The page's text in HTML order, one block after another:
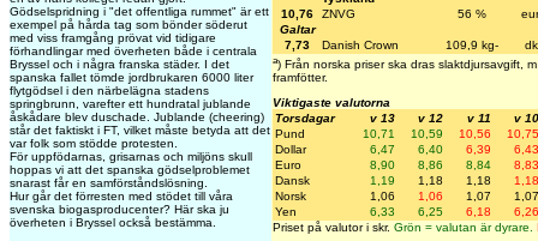
Gödselspridning i "det offentliga rummet" är ett
exempel på hårda tag som bönder söderut
med viss framgång prövat vid tidigare
förhandlingar med överheten både i centrala
Bryssel och i några franska städer. I det
spanska fallet tömde jordbrukaren 6000 liter
flytgödsel i den närbelägna stadens
springbrunn, varefter ett hundratal jublande
åskådare blev duschade. Jublande (cheering)
står det faktiskt i FT, vilket måste betyda att det
var folk som stödde protesten.
För uppfödarnas, grisarnas och miljöns skull
hoppas vi att det spanska gödselproblemet
snarast får en samförståndslösning.
Hur går det förresten med stödet till våra
svenska biogasproducenter? Här ska ju
överheten i Bryssel också bestämma.
10,76
ZNVG 56 %
Galtar
7,73
Danish Crown 109,9 kg-
a) Från norska priser ska dras slaktdjursavgift,
framfötter.
Viktigaste valutorna
Torsdagar
v 13 v 12 v 11
v 10
Pund
10,71 10,59 10,56
10,75
Dollar
6,47 6,40 6,39
6,43
Euro
8,90 8,86 8,84
8,83
Dansk
1,19 1,18 1,18
1,18
Norsk
1,06 1,06 1,07
1,07
Yen
6,33 6,25 6,18
6,26
Priset på valutor i skr. Grön = valutan är dyrare.